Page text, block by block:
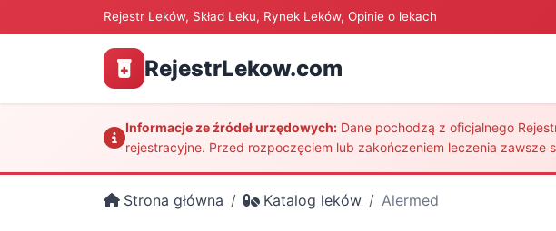
Rejestr Leków, Skład Leku, Rynek Leków, Opinie o lekach
RejestrLekow.com
Informacje ze źródeł urzędowych: Dane pochodzą z oficjalnego
rejestracyjne. Przed rozpoczęciem lub zakończeniem leczenia zawsze
Strona główna Katalog leków Alermed